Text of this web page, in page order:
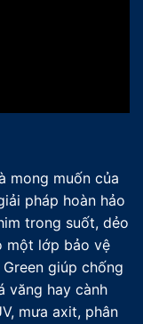
mong muốn của
pháp hoàn hảo
trong suốt, dẻo
một lớp bảo vệ
giúp chống
văng hay cành
mưa axit, phân